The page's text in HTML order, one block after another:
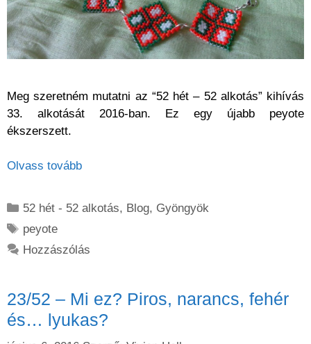
Meg szeretném mutatni az “52 hét – 52 alkotás” kihívás
33. alkotását 2016-ban. Ez egy újabb peyote
ékszerszett.
Olvass tovább
Kategória
52 hét - 52 alkotás, Blog, Gyöngyök
Címkék
peyote
Hozzászólás
23/52 – Mi ez? Piros, narancs, fehér
és… lyukas?